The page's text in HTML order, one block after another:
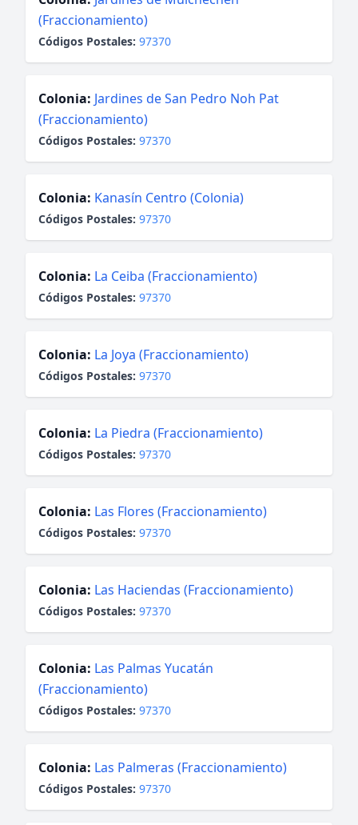
(Fraccionamiento)
Códigos Postales: 97370
Colonia: Jardines de San Pedro Noh Pat
(Fraccionamiento)
Códigos Postales: 97370
Colonia: Kanasín Centro (Colonia)
Códigos Postales: 97370
Colonia: La Ceiba (Fraccionamiento)
Códigos Postales: 97370
Colonia: La Joya (Fraccionamiento)
Códigos Postales: 97370
Colonia: La Piedra (Fraccionamiento)
Códigos Postales: 97370
Colonia: Las Flores (Fraccionamiento)
Códigos Postales: 97370
Colonia: Las Haciendas (Fraccionamiento)
Códigos Postales: 97370
Colonia: Las Palmas Yucatán
(Fraccionamiento)
Códigos Postales: 97370
Colonia: Las Palmeras (Fraccionamiento)
Códigos Postales: 97370